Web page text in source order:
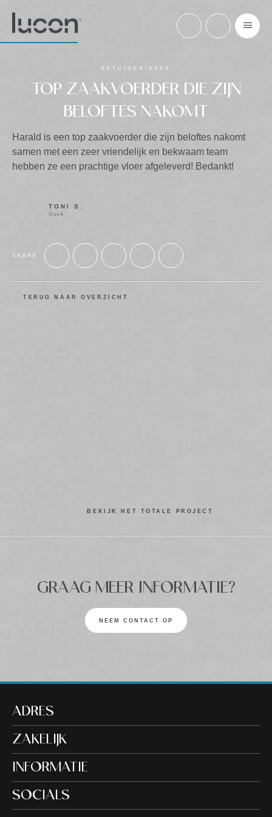
GETUIGENISSEN
TOP ZAAKVOERDER DIE ZIJN
BELOFTES NAKOMT
Harald is een top zaakvoerder die zijn beloftes nakomt
samen met een zeer vriendelijk en bekwaam team
hebben ze een prachtige vloer afgeleverd! Bedankt!
TONI S.
Genk
SHARE
TERUG NAAR OVERZICHT
BEKIJK HET TOTALE PROJECT
GRAAG MEER INFORMATIE?
NEEM CONTACT OP
ADRES
ZAKELIJK
INFORMATIE
SOCIALS